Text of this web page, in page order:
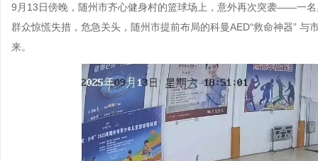
9月13日傍晚，随州市齐心健身村的篮球场上，意外再次突袭——一
群众惊慌失措，危急关头，随州市提前布局的科曼AED“救命神器”
来。